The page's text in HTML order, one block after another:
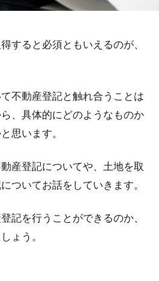
すると必須ともいえるのが、
不動産登記と触れ合うことは
、具体的にどのようなものか
思います。
産登記についてや、土地を取
ついてお話をしていきます。
記を行うことができるのか、
ょう。